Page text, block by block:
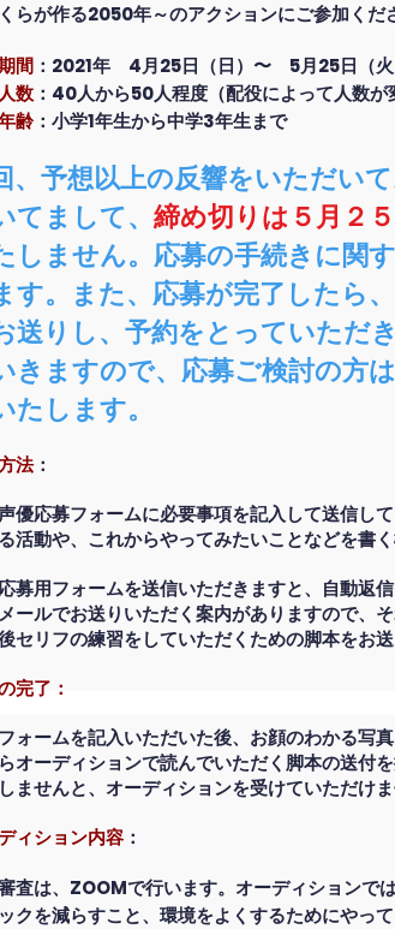
らが作る2050年～のアクションにご参加くだ
間 ： 2021年 4月25日（日）〜 5月25日（火
数 ： 40人から50人程度 （配役によって人数が
齢： 小学1年生から中学3年生まで
、予想以上の反響をいただい
てまして、 締め切りは５月２
しません。応募の手続きに関
す。また、応募が完了したら
送りし、予約をとっていただ
きますので、応募ご検討の方
たします。
法：
優応募フォームに必要事項を記入して送信し
活動や、これからやってみたいことなどを書く
募用フォームを送信いただきますと、自動返
ールでお送りいただく案内がありますので、
セリフの練習をしていただくための脚本をお送
完了：
ォームを記入いただいた後、お顔のわかる写
オーディションで読んでいただく脚本の送付
ませんと、オーディションを受けていただけ
ィション内容 ：
査は、ZOOMで行います。 オーディションで
クを減らすこと、環境をよくするためにやっ